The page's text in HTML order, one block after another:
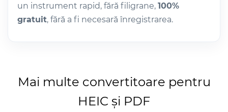
un instrument rapid, fără filigrane, 100%
gratuit, fără a fi necesară înregistrarea.
Mai multe convertitoare pentru
HEIC și PDF